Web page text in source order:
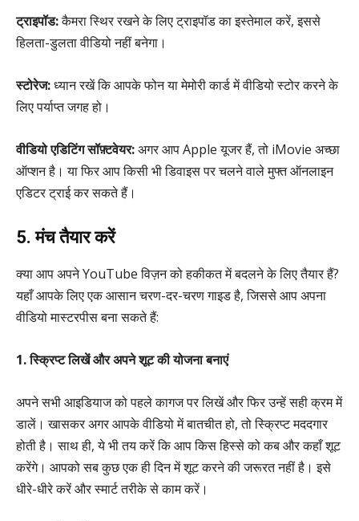
ट्राइपॉड:कैमरा स्थिर रखने के लिए ट्राइपॉड का इस्तेमाल करें, इससे
हिलता-डुलता वीडियो नहीं बनेगा।
स्टोरेज:ध्यान रखें कि आपके फोन या मेमोरी कार्ड में वीडियो स्टोर करने के
लिए पर्याप्त जगह हो।
वीडियो एडिटिंग सॉफ़्टवेयर:अगर आप Apple यूजर हैं, तो iMovie अच्छा
ऑप्शन है। या फिर आप किसी भी डिवाइस पर चलने वाले मुफ्त ऑनलाइन
एडिटर ट्राई कर सकते हैं।
5. मंच तैयार करें
क्या आप अपने YouTube विज़न को हकीकत में बदलने के लिए तैयार हैं?
यहाँ आपके लिए एक आसान चरण-दर-चरण गाइड है, जिससे आप अपना
वीडियो मास्टरपीस बना सकते हैं:
1. स्क्रिप्ट लिखें और अपने शूट की योजना बनाएं
अपने सभी आइडियाज को पहले कागज पर लिखें और फिर उन्हें सही क्रम में
डालें। खासकर अगर आपके वीडियो में बातचीत हो, तो स्क्रिप्ट मददगार
होती है। साथ ही, ये भी तय करें कि आप किस हिस्से को कब और कहाँ शूट
करेंगे। आपको सब कुछ एक ही दिन में शूट करने की जरूरत नहीं है। इसे
धीरे-धीरे करें और स्मार्ट तरीके से काम करें।